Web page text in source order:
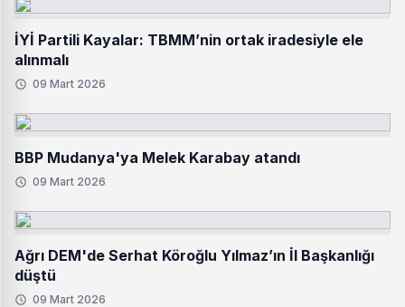
İYİ Partili Kayalar: TBMM’nin ortak iradesiyle ele
alınmalı
09 Mart 2026
BBP Mudanya'ya Melek Karabay atandı
09 Mart 2026
Ağrı DEM'de Serhat Köroğlu Yılmaz’ın İl Başkanlığı
düştü
09 Mart 2026